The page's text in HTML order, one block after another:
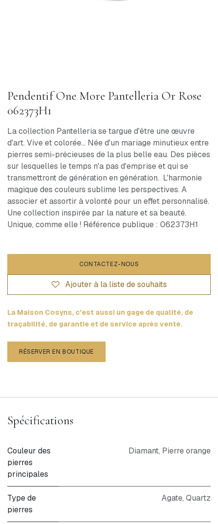
Pendentif One More Pantelleria Or Rose
062373H1
La collection Pantelleria se targue d'être une œuvre
d'art. Vive et colorée... Née d'un mariage minutieux entre
pierres semi-précieuses de la plus belle eau. Des pièces
sur lesquelles le temps n'a pas d'emprise et qui se
transmettront de génération en génération. L'harmonie
magique des couleurs sublime les perspectives. A
associer et assortir à volonté pour un effet personnalisé.
Une collection inspirée par la nature et sa beauté.
Unique, comme elle ! Référence publique : 062373H1
CONTACTEZ-NOUS
Ajouter à la liste de souhaits
La Maison Cosyns, c'est aussi un gage de qualité, de
traçabilité, de garantie et de service après vente.
RÉSERVER EN BOUTIQUE
Spécifications
Couleur des
pierres
principales
Diamant, Pierre orange
Type de
pierres
Agate, Quartz